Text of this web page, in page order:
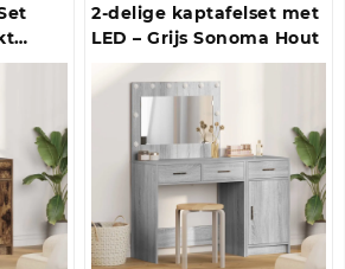
2-delige kaptafelset met
LED – Grijs Sonoma Hout